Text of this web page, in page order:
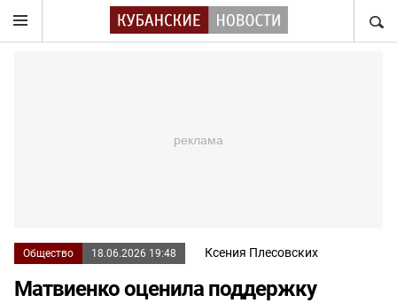
Общество 18.06.2026 19:48 Ксения Плесовских
Матвиенко оценила поддержку